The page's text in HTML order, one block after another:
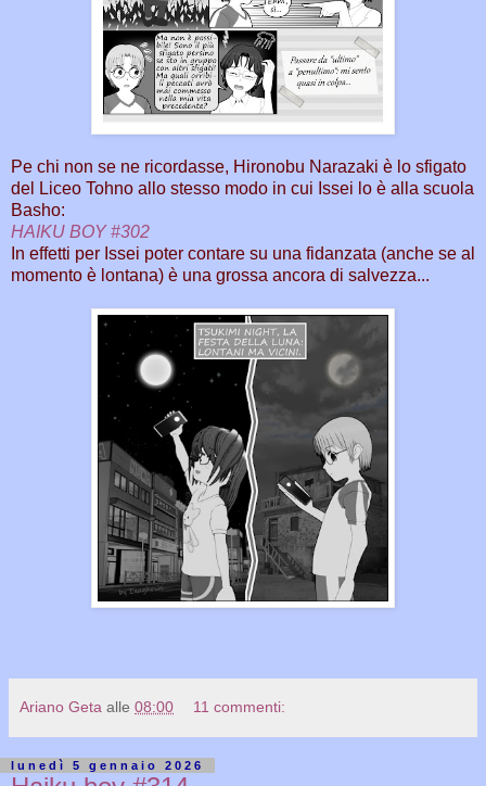
Pe chi non se ne ricordasse, Hironobu Narazaki è lo sfigato
del Liceo Tohno allo stesso modo in cui Issei lo è alla scuola
Basho:
HAIKU BOY #302
In effetti per Issei poter contare su una fidanzata (anche se al
momento è lontana) è una grossa ancora di salvezza...
Ariano Geta alle 08:00 11 commenti:
lunedì 5 gennaio 2026